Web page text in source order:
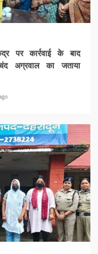
पर कार्रवाई के बाद
अग्रवाल का जताया